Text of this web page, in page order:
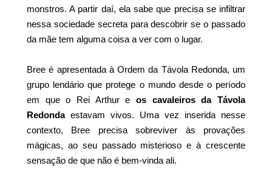
monstros. A partir daí, ela sabe que precisa se infiltrar
nessa sociedade secreta para descobrir se o passado
da mãe tem alguma coisa a ver com o lugar.
Bree é apresentada à Ordem da Távola Redonda, um
grupo lendário que protege o mundo desde o período
em que o Rei Arthur e os cavaleiros da Távola
Redondaestavam vivos. Uma vez inserida nesse
contexto, Bree precisa sobreviver às provações
mágicas, ao seu passado misterioso e à crescente
sensação de que não é bem-vinda ali.